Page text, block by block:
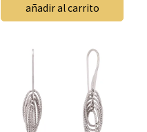
añadir al carrito